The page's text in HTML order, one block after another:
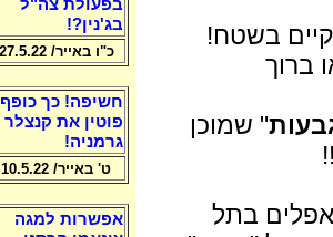
קיים בשטח!
ברוך
" שמוכן
בתל
בפעולת צה"ל
בג'נין?!
כ"ו באייר/ 27.5.22
חשיפה! כך כופף
פוטין את קנצלר
גרמניה!
ט' באייר/ 10.5.22
אפשרות למגה